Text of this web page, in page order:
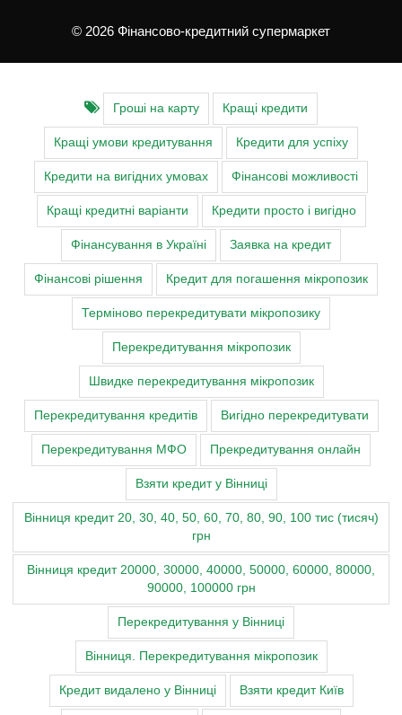
© 2026 Фінансово-кредитний супермаркет
Гроші на карту Кращі кредити
Кращі умови кредитування Кредити для успіху
Кредити на вигідних умовах Фінансові можливості
Кращі кредитні варіанти Кредити просто і вигідно
Фінансування в Україні Заявка на кредит
Фінансові рішення Кредит для погашення мікропозик
Терміново перекредитувати мікропозику
Перекредитування мікропозик
Швидке перекредитування мікропозик
Перекредитування кредитів Вигідно перекредитувати
Перекредитування МФО Прекредитування онлайн
Взяти кредит у Вінниці
Вінниця кредит 20, 30, 40, 50, 60, 70, 80, 90, 100 тис (тисяч)
грн
Вінниця кредит 20000, 30000, 40000, 50000, 60000, 80000,
90000, 100000 грн
Перекредитування у Вінниці
Вінниця. Перекредитування мікропозик
Кредит видалено у Вінниці Взяти кредит Київ